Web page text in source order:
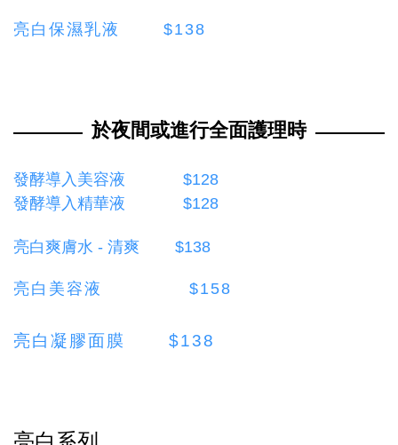
亮 白保濕乳液 $138
於夜間或進行全面護理時
發酵導入美容液 $128
發酵導入精華液 $128
亮白爽膚水 - 清爽 $138
亮 白美容液 $158
亮白凝膠面膜 $138